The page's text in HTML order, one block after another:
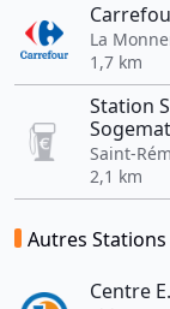
La
1,7 km
Station
Saint-
2,1 km
Autres Stations
Centre